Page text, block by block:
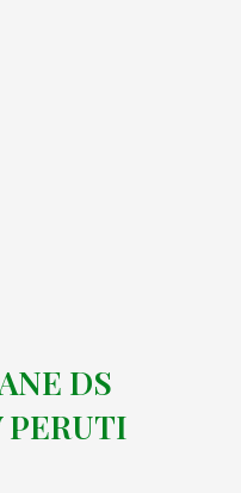
DS
PERUTI